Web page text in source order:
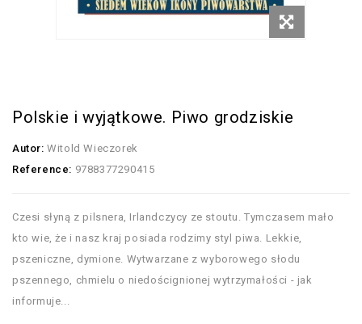
Polskie i wyjątkowe. Piwo grodziskie
Autor: Witold Wieczorek
Reference: 9788377290415
Czesi słyną z pilsnera, Irlandczycy ze stoutu. Tymczasem mało
kto wie, że i nasz kraj posiada rodzimy styl piwa. Lekkie,
pszeniczne, dymione. Wytwarzane z wyborowego słodu
pszennego, chmielu o niedoścignionej wytrzymałości - jak
informuje...